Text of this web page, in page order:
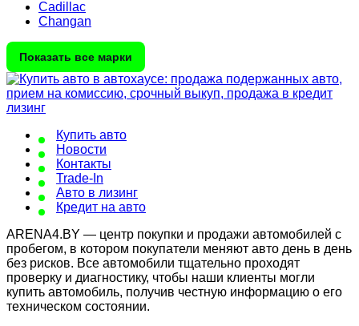
Cadillac
Changan
Показать все марки
Купить авто
Новости
Контакты
Trade-In
Авто в лизинг
Кредит на авто
ARENA4.BY — центр покупки и продажи автомобилей с
пробегом, в котором покупатели меняют авто день в день
без рисков. Все автомобили тщательно проходят
проверку и диагностику, чтобы наши клиенты могли
купить автомобиль, получив честную информацию о его
техническом состоянии.